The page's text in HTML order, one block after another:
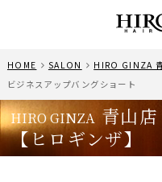
HOME SALON HIRO GINZA
ビジネスアップバングショート
HIRO GINZA 青山
【ヒロギンザ】